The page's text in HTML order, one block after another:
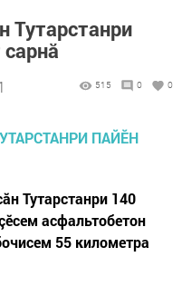
Тутарстанри
515 0 0
Тутарстанри 140
асфальтобетон
55 километра